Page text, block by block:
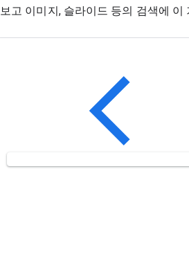
보고 이미지, 슬라이드 등의 검색에